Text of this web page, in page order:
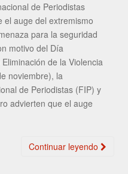
de Periodistas
el auge del extremismo
para la seguridad
motivo del Día
de la Violencia
noviembre), la
de Periodistas (FIP) y
advierten que el auge
Continuar leyendo